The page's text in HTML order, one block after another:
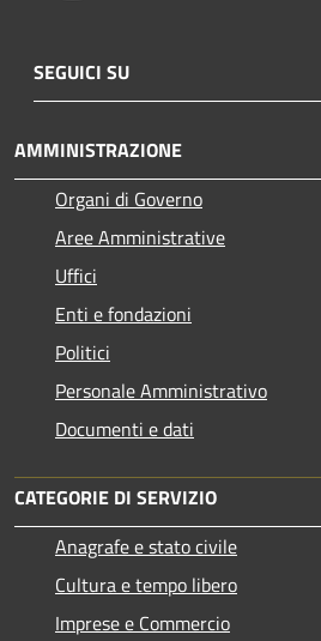
SEGUICI SU
AMMINISTRAZIONE
Organi di Governo
Aree Amministrative
Uffici
Enti e fondazioni
Politici
Personale Amministrativo
Documenti e dati
CATEGORIE DI SERVIZIO
Anagrafe e stato civile
Cultura e tempo libero
Imprese e Commercio